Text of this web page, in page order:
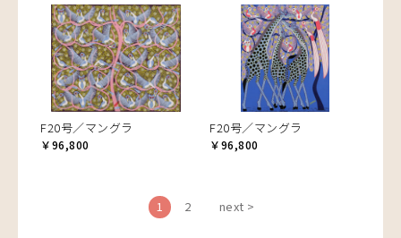
F20号／マングラ
￥96,800
F20号／マングラ
￥96,800
1 2 next >